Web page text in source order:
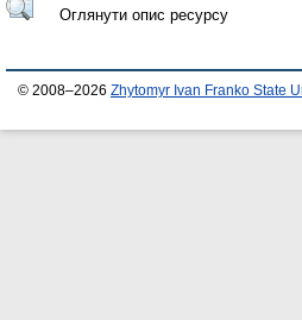
Оглянути опис ресурсу
© 2008–2026 Zhytomyr Ivan Franko State